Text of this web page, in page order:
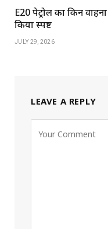
E20 पेट्रोल का किन
किया स्पष्ट
JULY 29, 2026
LEAVE A REPLY